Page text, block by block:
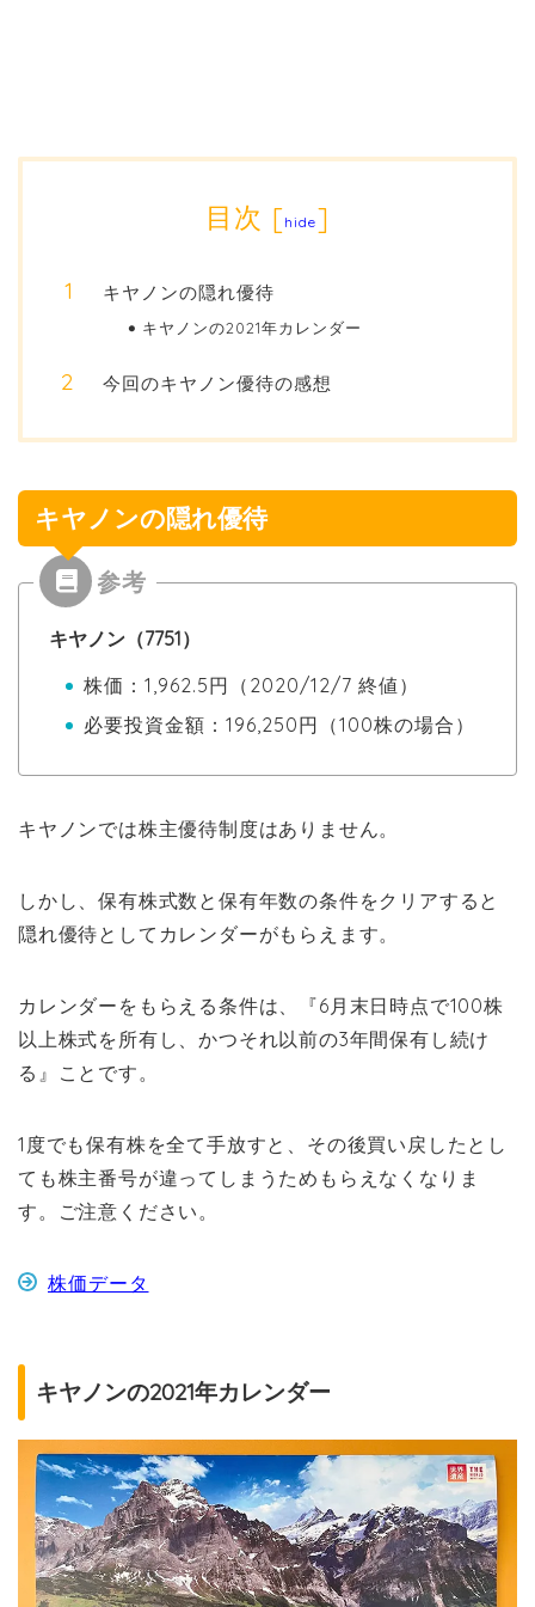
目次 [hide]
キヤノンの隠れ優待
キヤノンの2021年カレンダー
今回のキヤノン優待の感想
キヤノンの隠れ優待
キヤノン（7751）
株価：1,962.5円（2020/12/7 終値）
必要投資金額：196,250円（100株の場合）
キヤノンでは株主優待制度はありません。
しかし、保有株式数と保有年数の条件をクリアすると
隠れ優待としてカレンダーがもらえます。
カレンダーをもらえる条件は、『6月末日時点で100株
以上株式を所有し、かつそれ以前の3年間保有し続け
る』ことです。
1度でも保有株を全て手放すと、その後買い戻したとし
ても株主番号が違ってしまうためもらえなくなりま
す。ご注意ください。
株価データ
キヤノンの2021年カレンダー